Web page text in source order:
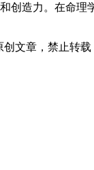
创造力。在命
文章，禁止转